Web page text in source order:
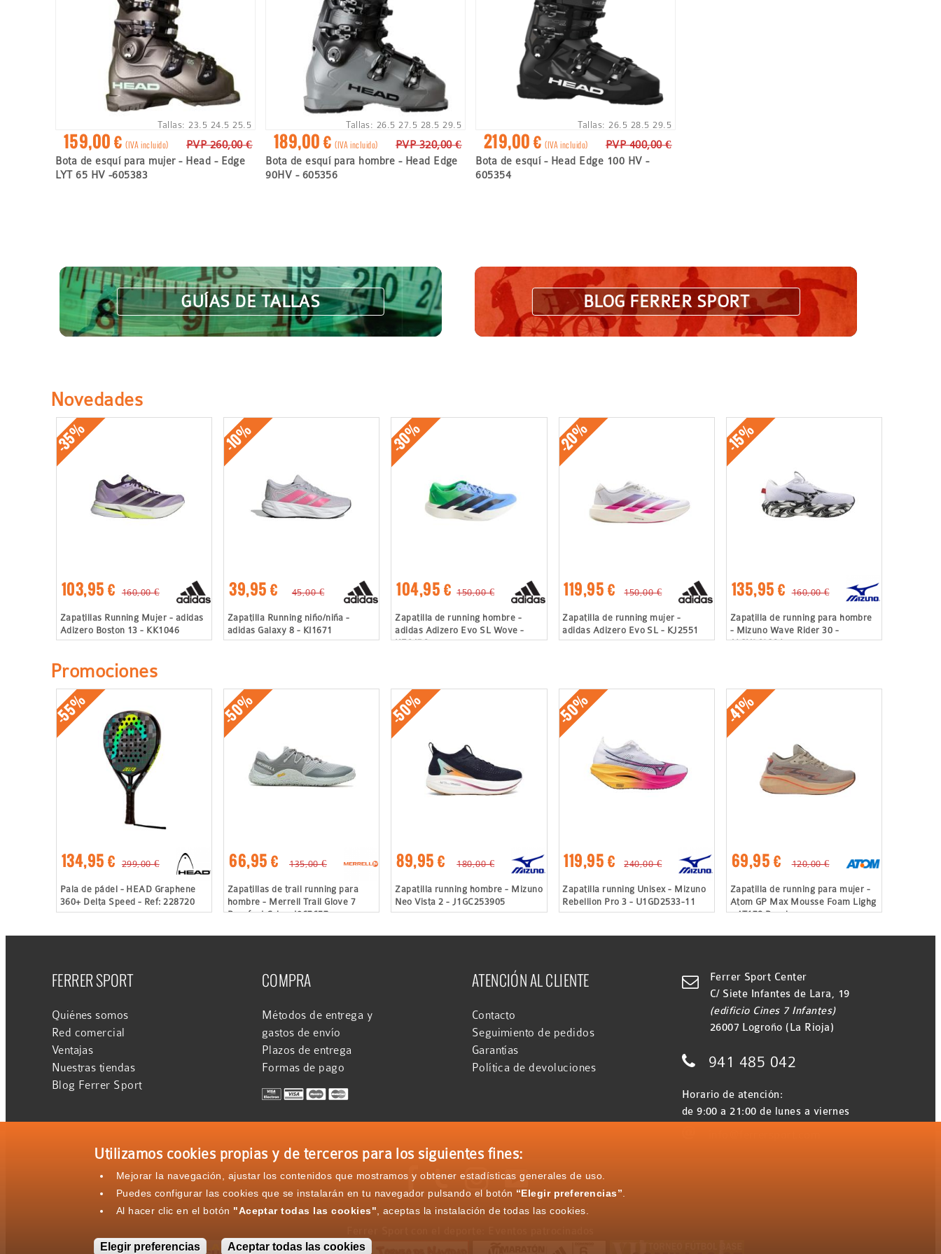
navegación
159,00 €(IVA incluido) PVP 260,00 €
Bota de esquí para mujer - Head - Edge
LYT 65 HV -605383
Tallas: 23.5 24.5 25.5
189,00 €(IVA incluido) PVP 320,00 €
Bota de esquí para hombre - Head Edge
90HV - 605356
Tallas: 26.5 27.5 28.5 29.5
219,00 €(IVA incluido) PVP 400,00 €
Bota de esquí - Head Edge 100 HV -
605354
Tallas: 26.5 28.5 29.5
GUÍAS DE TALLAS BLOG FERRER SPORT
Novedades
-35%
103,95 € 160,00 €
Zapatillas Running Mujer - adidas
Adizero Boston 13 - KK1046
-10%
39,95 € 45,00 €
Zapatilla Running niño/niña -
adidas Galaxy 8 - KI1671
-30%
104,95 € 150,00 €
Zapatilla de running hombre -
adidas Adizero Evo SL Wove -
KZ6476
-20%
119,95 € 150,00 €
Zapatilla de running mujer -
adidas Adizero Evo SL - KJ2551
-15%
135,95 € 160,00 €
Zapatilla de running para hombre
- Mizuno Wave Rider 30 -
J1GU262381
Promociones
-55%
134,95 € 299,00 €
Pala de pádel - HEAD Graphene
360+ Delta Speed - Ref: 228720
-50%
66,95 € 135,00 €
Zapatillas de trail running para
hombre - Merrell Trail Glove 7
Barefoot Gris - J067657
-50%
89,95 € 180,00 €
Zapatilla running hombre - Mizuno
Neo Vista 2 - J1GC253905
-50%
119,95 € 240,00 €
Zapatilla running Unisex - Mizuno
Rebellion Pro 3 - U1GD2533-11
-41%
69,95 € 120,00 €
Zapatilla de running para mujer -
Atom GP Max Mousse Foam Lighg
- AT178 Pearl
FERRER SPORT
Quiénes somos
Red comercial
Ventajas
Nuestras tiendas
Blog Ferrer Sport
COMPRA
Métodos de entrega y
gastos de envío
Plazos de entrega
Formas de pago
ATENCIÓN AL CLIENTE
Contacto
Seguimiento de pedidos
Garantías
Política de devoluciones

Ferrer Sport Center
C/ Siete Infantes de Lara, 19
(edificio Cines 7 Infantes)
26007 Logroño (La Rioja)
 941 485 042
Horario de atención:
de 9:00 a 21:00 de lunes a viernes
   
Utilizamos cookies propias y de terceros para los siguientes fines:
Mejorar la navegación, ajustar los contenidos que mostramos y obtener estadísticas generales de uso.
Puedes configurar las cookies que se instalarán en tu navegador pulsando el botón “Elegir preferencias”
Al hacer clic en el botón "Aceptar todas las cookies" , aceptas la instalación de todas las cookies.
Elegir preferencias Aceptar todas las cookies